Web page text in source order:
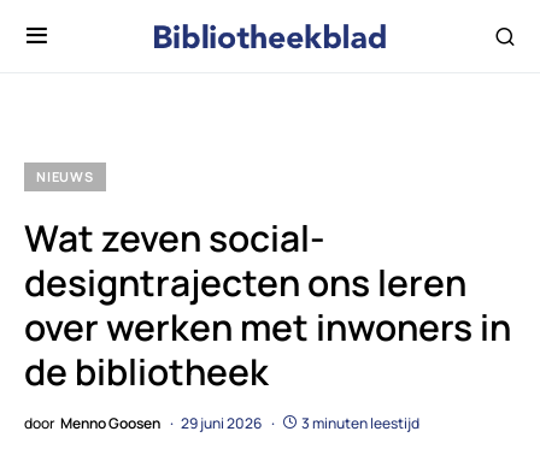
NIEUWS
Wat zeven social-
designtrajecten ons leren
over werken met inwoners in
de bibliotheek
door Menno Goosen 29 juni 2026 3 minuten leestijd